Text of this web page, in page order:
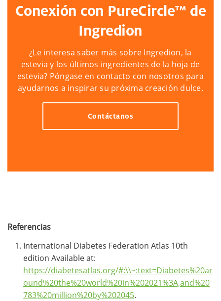
Conexión con PureCircle™ de
Ingredion
¿Le interesa saber más sobre Ingredion, la
estevia y los últimos ingredientes de la hoja de
estevia? Póngase en contacto con nosotros para
ayudarnos a inspirar su próxima creación dulce.
Contáctanos
Referencias
International Diabetes Federation Atlas 10th
edition Available at:
https://diabetesatlas.org/#:\\~:text=Diabetes%20ar
ound%20the%20world%20in%202021%3A,and%20
783%20million%20by%202045.